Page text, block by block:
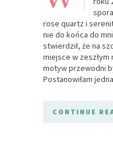
rose quartz i
nie do końca do
stwierdził, że na
miejsce w zeszłym
motyw przewodni
Postanowiłam
CONTINUE